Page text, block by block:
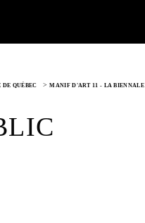
DE QUÉBEC >MANIF D'ART 11 - LA BIENNALE